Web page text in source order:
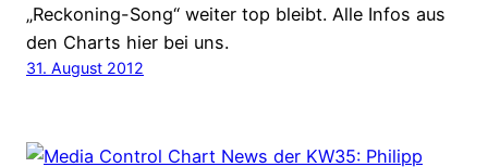
„Reckoning-Song“ weiter top bleibt. Alle Infos aus
den Charts hier bei uns.
31. August 2012